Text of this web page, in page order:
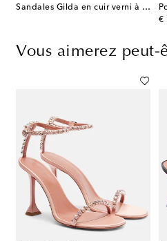
Sandales Gilda en cuir verni à ornements
€
Vous aimerez peut-